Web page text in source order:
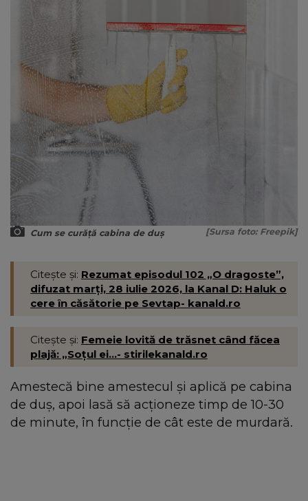
Cum se curăță cabina de duș [Sursa foto: Freepik]
Citește și: Rezumat episodul 102 „O dragoste”,
difuzat marți, 28 iulie 2026, la Kanal D: Haluk o
cere în căsătorie pe Sevtap- kanald.ro
Citește și: Femeie lovită de trăsnet când făcea
plajă: „Soțul ei...- stirilekanald.ro
Amestecă bine amestecul și aplică pe cabina
de duș, apoi lasă să acționeze timp de 10-30
de minute, în funcție de cât este de murdară.